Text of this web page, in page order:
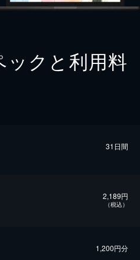
クと利用料
31日間
2,189円
（税込）
1,200円分